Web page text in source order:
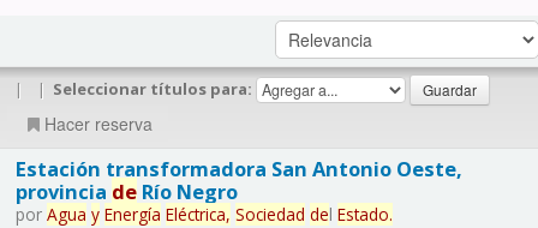
| | Seleccionar títulos para:
Hacer reserva
Estación transformadora San Antonio Oeste,
provincia deRío Negro
por Agua y Energía Eléctrica, Sociedad del Estado.